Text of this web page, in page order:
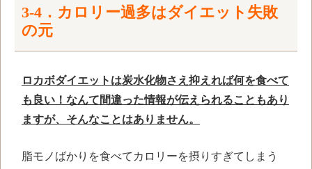
3-4．カロリー過多はダイエット失敗
の元
ロカボダイエットは炭水化物さえ抑えれば何を食べて
も良い！なんて間違った情報が伝えられることもあり
ますが、そんなことはありません。
脂モノばかりを食べてカロリーを摂りすぎてしまう